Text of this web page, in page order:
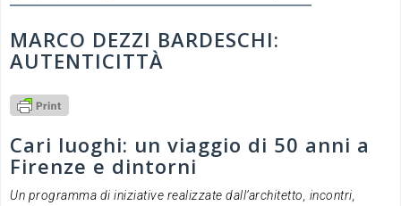
MARCO DEZZI BARDESCHI:
AUTENTICITTÀ
Cari luoghi: un viaggio di 50 anni a
Firenze e dintorni
Un programma di iniziative realizzate dall’architetto, incontri,